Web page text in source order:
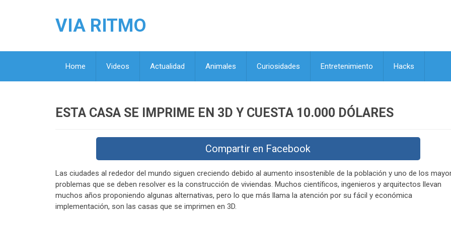
VIA RITMO
Home Videos Actualidad Animales Curiosidades Entretenimiento Hacks
ESTA CASA SE IMPRIME EN 3D Y CUESTA 10.000 DÓLARES
Compartir en Facebook
Las ciudades al rededor del mundo siguen creciendo debido al aumento insostenible de la población y uno de los
problemas que se deben resolver es la construcción de viviendas. Muchos científicos, ingenieros y arquitectos llevan
muchos años proponiendo algunas alternativas, pero lo que más llama la atención por su fácil y económica
implementación, son las casas que se imprimen en 3D.